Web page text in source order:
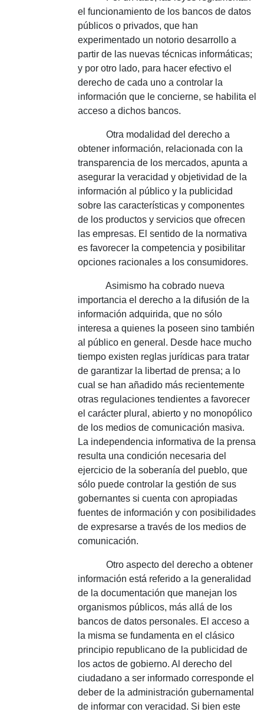
el funcionamiento de los bancos de datos
públicos o privados, que han
experimentado un notorio desarrollo a
partir de las nuevas técnicas informáticas;
y por otro lado, para hacer efectivo el
derecho de cada uno a controlar la
información que le concierne, se habilita el
acceso a dichos bancos.
Otra modalidad del derecho a
obtener información, relacionada con la
transparencia de los mercados, apunta a
asegurar la veracidad y objetividad de la
información al público y la publicidad
sobre las características y componentes
de los productos y servicios que ofrecen
las empresas. El sentido de la normativa
es favorecer la competencia y posibilitar
opciones racionales a los consumidores.
Asimismo ha cobrado nueva
importancia el derecho a la difusión de la
información adquirida, que no sólo
interesa a quienes la poseen sino también
al público en general. Desde hace mucho
tiempo existen reglas jurídicas para tratar
de garantizar la libertad de prensa; a lo
cual se han añadido más recientemente
otras regulaciones tendientes a favorecer
el carácter plural, abierto y no monopólico
de los medios de comunicación masiva.
La independencia informativa de la prensa
resulta una condición necesaria del
ejercicio de la soberanía del pueblo, que
sólo puede controlar la gestión de sus
gobernantes si cuenta con apropiadas
fuentes de información y con posibilidades
de expresarse a través de los medios de
comunicación.
Otro aspecto del derecho a obtener
información está referido a la generalidad
de la documentación que manejan los
organismos públicos, más allá de los
bancos de datos personales. El acceso a
la misma se fundamenta en el clásico
principio republicano de la publicidad de
los actos de gobierno. Al derecho del
ciudadano a ser informado corresponde el
deber de la administración gubernamental
de informar con veracidad. Si bien este